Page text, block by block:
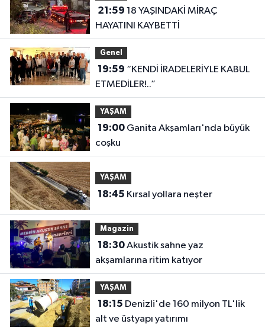
21:59
HAYATINI KAYBETTİ
Genel
19:59
ETMEDİLER!..”
YAŞAM
19:00Ganita Akşamları'nda büyük
coşku
YAŞAM
18:45 Kırsal yollara neşter
Magazin
18:30Akustik sahne yaz
akşamlarına ritim katıyor
YAŞAM
18:15
alt ve üstyapı yatırımı